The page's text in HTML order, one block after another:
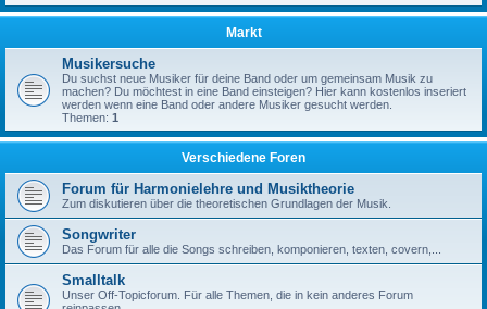
Markt
Musikersuche
Du suchst neue Musiker für deine Band oder um gemeinsam Musik zu
machen? Du möchtest in eine Band einsteigen? Hier kann kostenlos inseriert
werden wenn eine Band oder andere Musiker gesucht werden.
Themen: 1
Verschiedene Foren
Forum für Harmonielehre und Musiktheorie
Zum diskutieren über die theoretischen Grundlagen der Musik.
Songwriter
Das Forum für alle die Songs schreiben, komponieren, texten, covern,...
Smalltalk
Unser Off-Topicforum. Für alle Themen, die in kein anderes Forum